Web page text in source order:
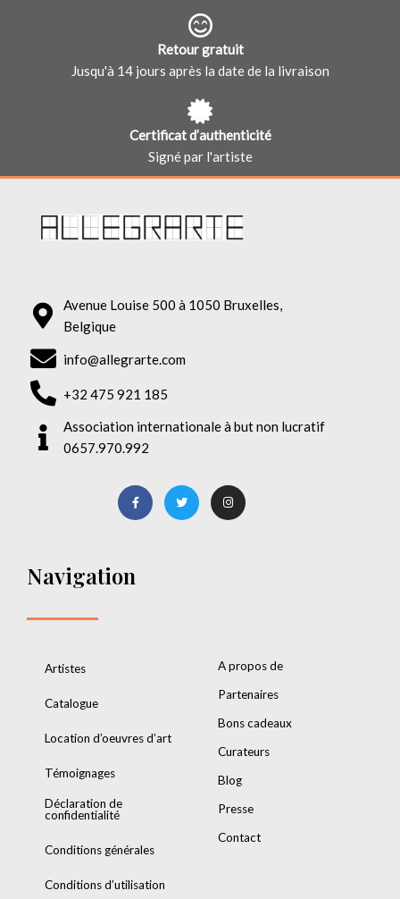
Retour gratuit
Jusqu'à 14 jours après la date de la livraison
Certificat d’authenticité
Signé par l'artiste
Avenue Louise 500 à 1050 Bruxelles,
Belgique
info@allegrarte.com
+32 475 921 185
Association internationale à but non lucratif
0657.970.992
Navigation
Artistes
Catalogue
Location d’oeuvres d’art
Témoignages
Déclaration de
confidentialité
Conditions générales
Conditions d’utilisation
A propos de
Partenaires
Bons cadeaux
Curateurs
Blog
Presse
Contact